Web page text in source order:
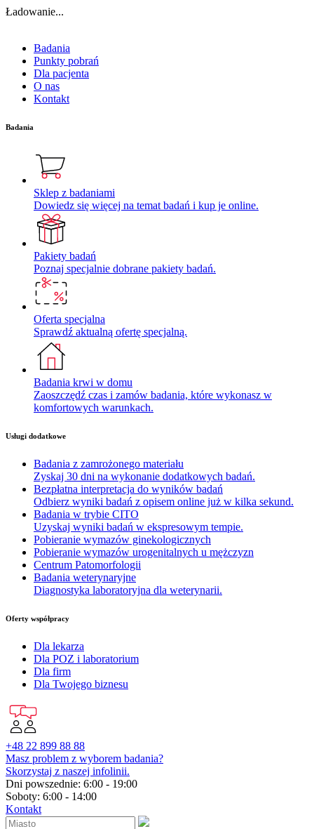
Ładowanie...
Badania
Punkty pobrań
Dla pacjenta
O nas
Kontakt
Badania
Sklep z badaniami
Dowiedz się więcej na temat badań i kup je online.
Pakiety badań
Poznaj specjalnie dobrane pakiety badań.
Oferta specjalna
Sprawdź aktualną ofertę specjalną.
Badania krwi w domu
Zaoszczędź czas i zamów badania, które wykonasz w
komfortowych warunkach.
Usługi dodatkowe
Badania z zamrożonego materiału
Zyskaj 30 dni na wykonanie dodatkowych badań.
Bezpłatna interpretacja do wyników badań
Odbierz wyniki badań z opisem online już w kilka sekund.
Badania w trybie CITO
Uzyskaj wyniki badań w ekspresowym tempie.
Pobieranie wymazów ginekologicznych
Pobieranie wymazów urogenitalnych u mężczyzn
Centrum Patomorfologii
Badania weterynaryjne
Diagnostyka laboratoryjna dla weterynarii.
Oferty współpracy
Dla lekarza
Dla POZ i laboratorium
Dla firm
Dla Twojego biznesu
+48 22 899 88 88
Masz problem z wyborem badania?
Skorzystaj z naszej infolinii.
Dni powszednie: 6:00 - 19:00
Soboty: 6:00 - 14:00
Kontakt